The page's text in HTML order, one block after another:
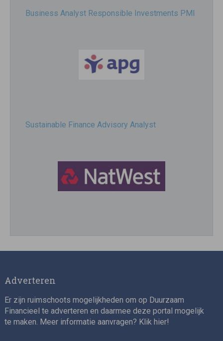
Business Analyst Responsible Investments PMI
Sustainable Finance Advisory Analyst
Director, Impact Investing
Adverteren
Er zijn ruimschoots mogelijkheden om op Duurzaam
Financieel te adverteren en daarmee deze portal mogelijk
te maken. Meer informatie aanvragen? Klik hier!